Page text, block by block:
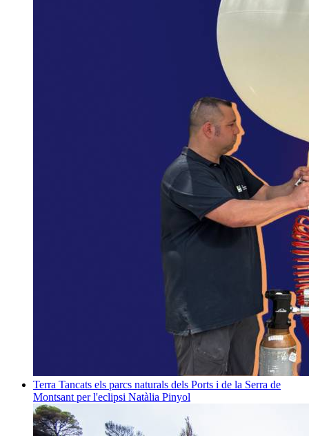
Terra Tancats els parcs naturals dels Ports i de la Serra de
Montsant per l'eclipsi Natàlia Pinyol